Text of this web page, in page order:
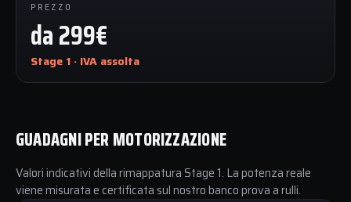
PREZZO
da 299€
Stage 1 · IVA assolta
GUADAGNI PER MOTORIZZAZIONE
Valori indicativi della rimappatura Stage 1. La potenza reale
viene misurata e certificata sul nostro banco prova a rulli.